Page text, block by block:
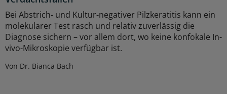
Bei Abstrich- und Kultur-negativer Pilzkeratitis kann ein
molekularer Test rasch und relativ zuverlässig die
Diagnose sichern – vor allem dort, wo keine konfokale In-
vivo-Mikroskopie verfügbar ist.
Von Dr. Bianca Bach